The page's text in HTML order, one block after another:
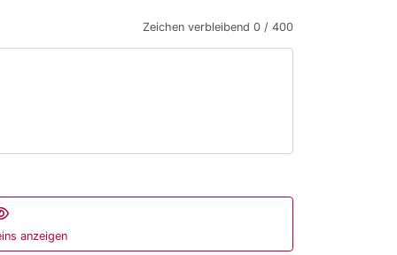
Zeichen verbleibend 0 / 400
anzeigen